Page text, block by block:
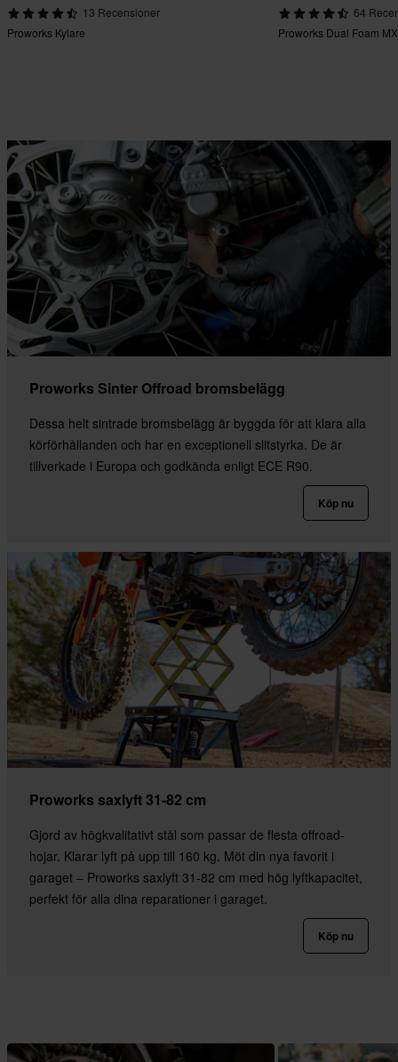
13 Recensioner
Proworks Kylare
64
Proworks Dual Foam
Proworks Sinter Offroad bromsbelägg
Dessa helt sintrade bromsbelägg är byggda för att klara alla
körförhållanden och har en exceptionell slitstyrka. De är
tillverkade i Europa och godkända enligt ECE R90.
Köp nu
Proworks saxlyft 31-82 cm
Gjord av högkvalitativt stål som passar de flesta offroad-
hojar. Klarar lyft på upp till 160 kg. Möt din nya favorit i
garaget – Proworks saxlyft 31-82 cm med hög lyftkapacitet,
perfekt för alla dina reparationer i garaget.
Köp nu